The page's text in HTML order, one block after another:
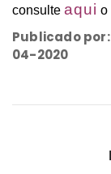
consulte aqui o
Publicado
04-2020